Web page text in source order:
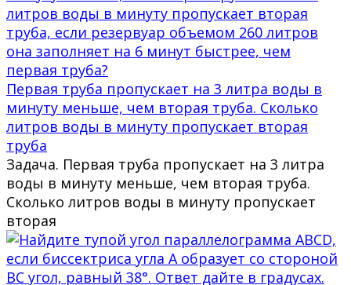
Первая труба пропускает на 3 литра воды в
минуту меньше, чем вторая труба. Сколько
литров воды в минуту пропускает вторая
труба
Задача. Первая труба пропускает на 3 литра
воды в минуту меньше, чем вторая труба.
Сколько литров воды в минуту пропускает
вторая